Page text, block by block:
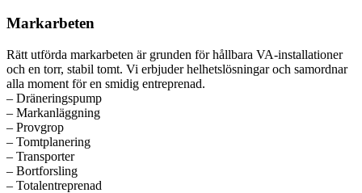
Markarbeten
Rätt utförda markarbeten är grunden för hållbara VA‑installationer
och en torr, stabil tomt. Vi erbjuder helhetslösningar och samordnar
alla moment för en smidig entreprenad.
– Dräneringspump
– Markanläggning
– Provgrop
– Tomtplanering
– Transporter
– Bortforsling
– Totalentreprenad